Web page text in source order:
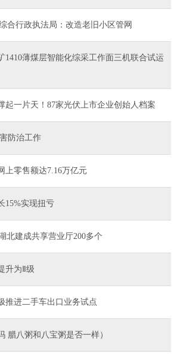
合行政执法局：改造老旧小区管网
1410薄煤层智能化综采工作面三机联合试运
起一片天！87家光伏上市企业创始人档案
防治工作
上零售额达7.16万亿元
15%实现扭亏
北建成共享营业厅200多个
升为Ⅱ级
推进二手车出口业务试点
腊八粥和八宝粥是否一样）